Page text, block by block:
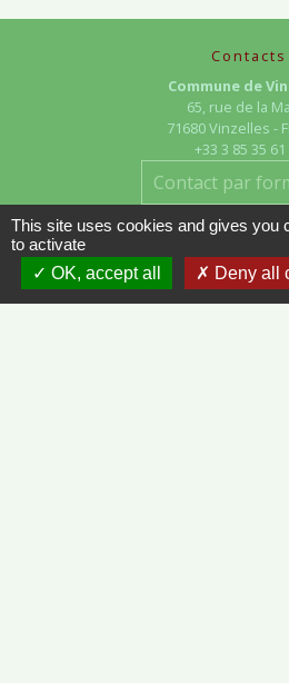
Contacts
Commune de
65, rue de la
71680 Vinzelles -
+33 3 85 35 61
Contact par
This site uses cookies and gives you
to activate
OK, accept all
Deny all